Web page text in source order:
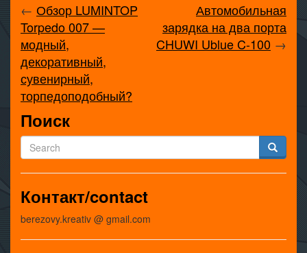
← Обзор LUMINTOP
Torpedo 007 —
модный,
декоративный,
сувенирный,
торпедоподобный?
Автомобильная
зарядка на два порта
CHUWI Ublue C-100 →
Поиск
Контакт/contact
berezovy.kreativ @ gmail.com